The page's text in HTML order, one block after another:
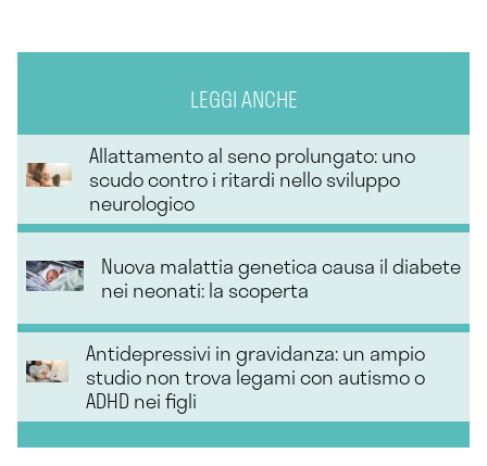
LEGGI ANCHE
Allattamento al seno prolungato: uno
scudo contro i ritardi nello sviluppo
neurologico
Nuova malattia genetica causa il diabete
nei neonati: la scoperta
Antidepressivi in gravidanza: un ampio
studio non trova legami con autismo o
ADHD nei figli